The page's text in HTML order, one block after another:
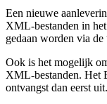
Een nieuwe
XML-bestanden in
gedaan worden via
Ook is het mogelijk
XML-bestanden. Het
ontvangst dan eerst uit.